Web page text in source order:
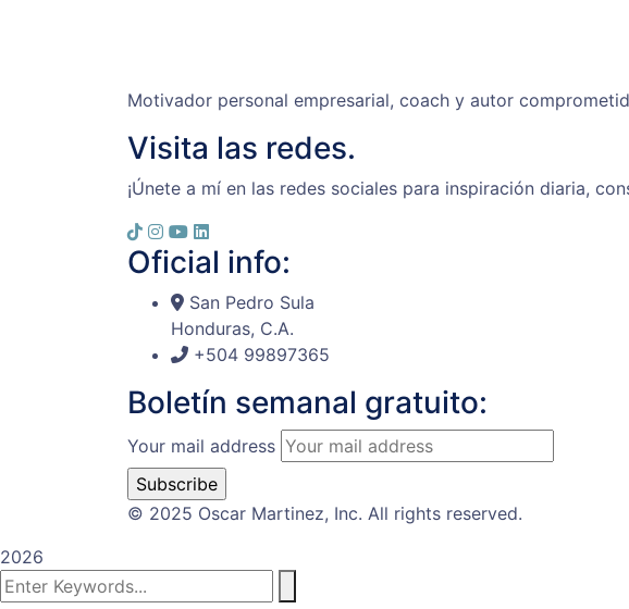
Motivador personal empresarial, coach y autor
Visita las redes.
¡Únete a mí en las redes sociales para inspiración diaria,
Oficial info:
San Pedro Sula
Honduras, C.A.
+504 99897365
Boletín semanal gratuito:
Your mail address
© 2025 Oscar Martinez, Inc. All rights reserved.
2026